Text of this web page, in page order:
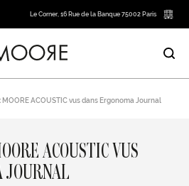
Le Corner, 16 Rue de la Banque 75002 Paris
MOORE ACOUSTIC vus dans Ergonoma Journal
ACOUSTIC VUS
JOURNAL